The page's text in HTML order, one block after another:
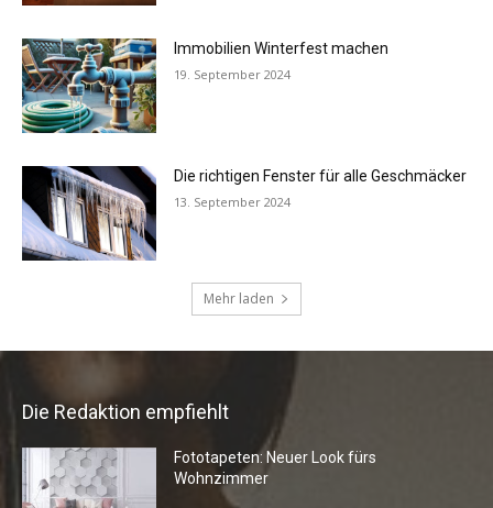
Die Redaktion empfiehlt
Fototapeten: Neuer Look fürs
Wohnzimmer